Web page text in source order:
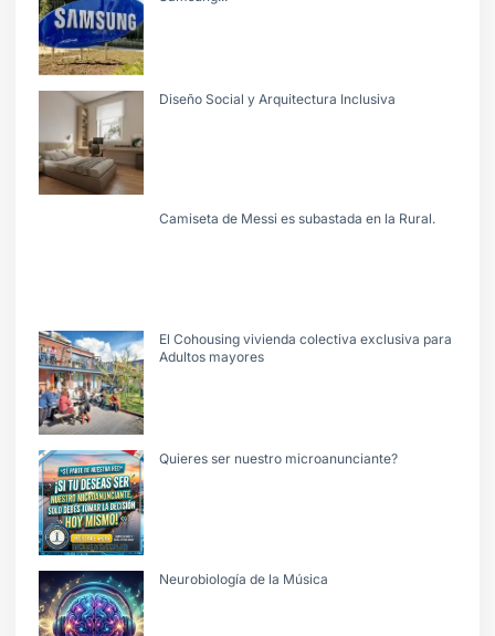
Diseño Social y Arquitectura Inclusiva
Camiseta de Messi es subastada en la Rural.
El Cohousing vivienda colectiva exclusiva para
Adultos mayores
Quieres ser nuestro microanunciante?
Neurobiología de la Música